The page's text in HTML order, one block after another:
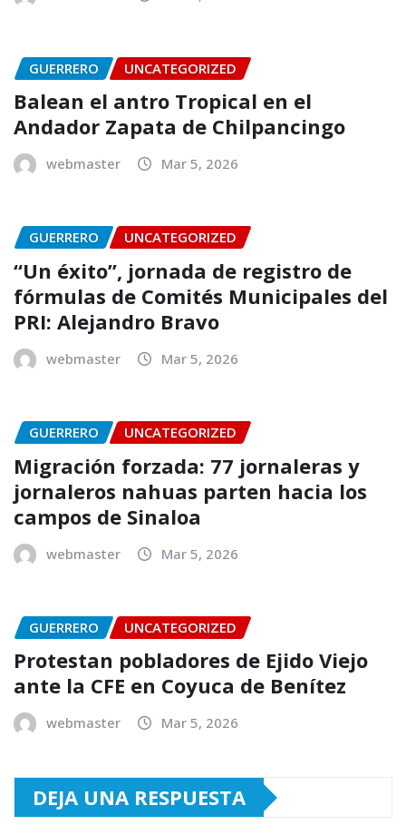
GUERRERO UNCATEGORIZED
Balean el antro Tropical en el
Andador Zapata de Chilpancingo
webmaster Mar 5, 2026
GUERRERO UNCATEGORIZED
“Un éxito”, jornada de registro de
fórmulas de Comités Municipales del
PRI: Alejandro Bravo
webmaster Mar 5, 2026
GUERRERO UNCATEGORIZED
Migración forzada: 77 jornaleras y
jornaleros nahuas parten hacia los
campos de Sinaloa
webmaster Mar 5, 2026
GUERRERO UNCATEGORIZED
Protestan pobladores de Ejido Viejo
ante la CFE en Coyuca de Benítez
webmaster Mar 5, 2026
DEJA UNA RESPUESTA